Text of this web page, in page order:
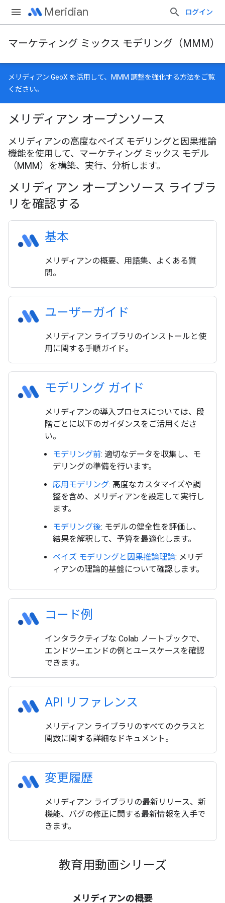
Meridian ログイン
マーケティング ミックス モデリング（MMM）
メリディアン GeoX を活用して、MMM 調整を強化する方法をご覧
ください。
メリディアン オープンソース
メリディアンの高度なベイズ モデリングと因果推論
機能を使用して、マーケティング ミックス モデル
（MMM）を構築、実行、分析します。
メリディアン オープンソース ライブラ
リを確認する
基本
メリディアンの概要、用語集、よくある質
問。
ユーザーガイド
メリディアン ライブラリのインストールと使
用に関する手順ガイド。
モデリング ガイド
メリディアンの導入プロセスについては、段
階ごとに以下のガイダンスをご活用くださ
い。
モデリング前: 適切なデータを収集し、モ
デリングの準備を行います。
応用モデリング: 高度なカスタマイズや調
整を含め、メリディアンを設定して実行し
ます。
モデリング後: モデルの健全性を評価し、
結果を解釈して、予算を最適化します。
ベイズ モデリングと因果推論理論: メリデ
ィアンの理論的基盤について確認します。
コード例
インタラクティブな Colab ノートブックで、
エンドツーエンドの例とユースケースを確認
できます。
API リファレンス
メリディアン ライブラリのすべてのクラスと
関数に関する詳細なドキュメント。
変更履歴
メリディアン ライブラリの最新リリース、新
機能、バグの修正に関する最新情報を入手で
きます。
教育用動画シリーズ
メリディアンの概要